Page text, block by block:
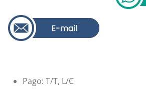
Pago: T/T, L/C